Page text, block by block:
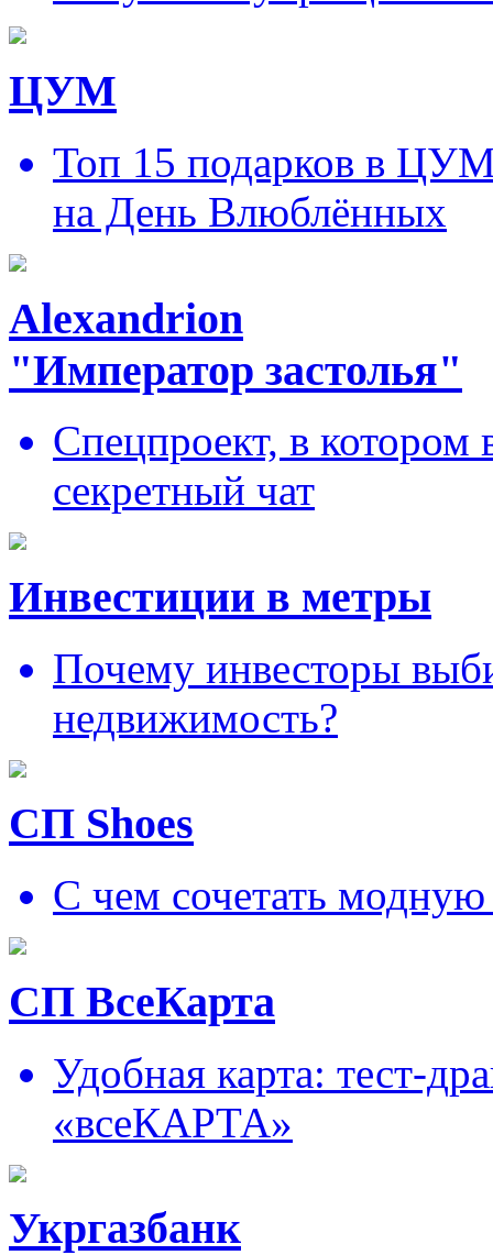
ЦУМ
Топ 15 подарков в
на День Влюблённых
Alexandrion
"Император застолья"
Спецпроект, в котором
секретный чат
Инвестиции в метры
Почему инвесторы
недвижимость?
СП Shoes
С чем сочетать модную
СП ВсеКарта
Удобная карта: тест-
«всеКАРТА»
Укргазбанк